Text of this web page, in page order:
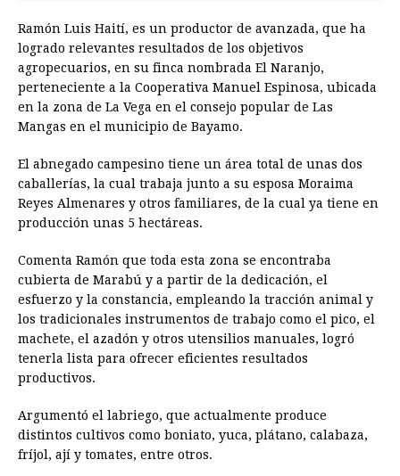
Ramón Luis Haití, es un productor de avanzada, que ha
logrado relevantes resultados de los objetivos
agropecuarios, en su finca nombrada El Naranjo,
perteneciente a la Cooperativa Manuel Espinosa, ubicada
en la zona de La Vega en el consejo popular de Las
Mangas en el municipio de Bayamo.
El abnegado campesino tiene un área total de unas dos
caballerías, la cual trabaja junto a su esposa Moraima
Reyes Almenares y otros familiares, de la cual ya tiene en
producción unas 5 hectáreas.
Comenta Ramón que toda esta zona se encontraba
cubierta de Marabú y a partir de la dedicación, el
esfuerzo y la constancia, empleando la tracción animal y
los tradicionales instrumentos de trabajo como el pico, el
machete, el azadón y otros utensilios manuales, logró
tenerla lista para ofrecer eficientes resultados
productivos.
Argumentó el labriego, que actualmente produce
distintos cultivos como boniato, yuca, plátano, calabaza,
fríjol, ají y tomates, entre otros.